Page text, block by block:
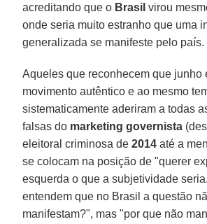
acreditando que o Brasil virou
onde seria muito estranho que uma
generalizada se manifeste pelo país.
Aqueles que reconhecem que junho
movimento autêntico e ao mesmo
sistematicamente aderiram a todas
falsas do marketing governista
eleitoral criminosa de2014 até a
se colocam na posição de "querer
esquerda o que a subjetividade
entendem que no Brasil a questão
manifestam?", mas "por que não